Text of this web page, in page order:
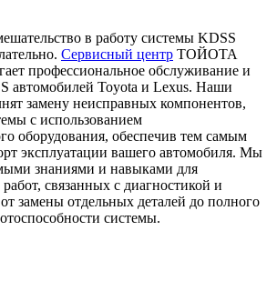
в работу системы KDSS
Сервисный центр ТОЙОТА
профессиональное обслуживание и
автомобилей Toyota и Lexus. Наши
замену неисправных компонентов,
с использованием
оборудования, обеспечив тем самым
эксплуатации вашего автомобиля. Мы
знаниями и навыками для
связанных с диагностикой и
замены отдельных деталей до полного
системы.